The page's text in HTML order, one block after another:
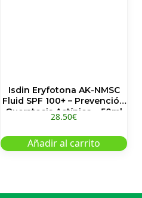
Isdin Eryfotona AK-NMSC
Fluid SPF 100+ – Prevención
Queratosis Actínica – 50ml
28.50€
Añadir al carrito